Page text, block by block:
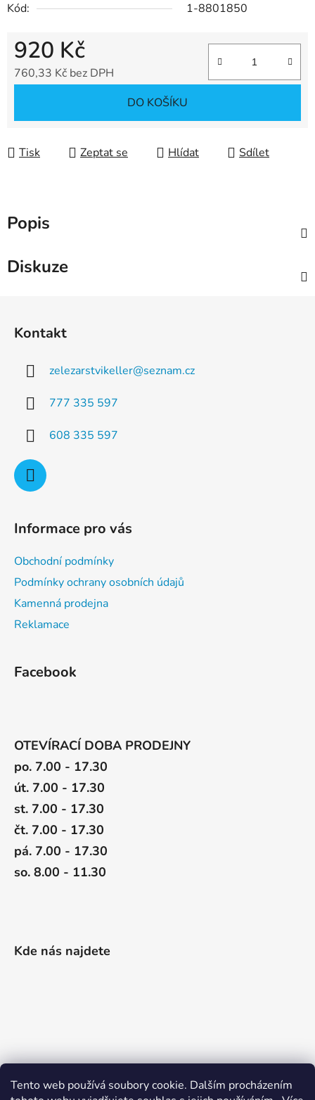
Tento web používá soubory cookie. Dalším procházením
Kód:
1-8801850
920 Kč
760,33 Kč bez DPH
DO KOŠÍKU
Tisk Zeptat se Hlídat Sdílet
Popis
Diskuze
Kontakt
zelezarstvikeller@seznam.cz
777 335 597
608 335 597
Informace pro vás
Obchodní podmínky
Podmínky ochrany osobních údajů
Kamenná prodejna
Reklamace
Facebook
OTEVÍRACÍ DOBA PRODEJNY
po. 7.00 - 17.30
út. 7.00 - 17.30
st. 7.00 - 17.30
čt. 7.00 - 17.30
pá. 7.00 - 17.30
so. 8.00 - 11.30
Kde nás najdete